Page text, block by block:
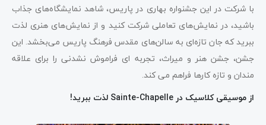
با شرکت در این جشنواره بهاری در پاریس، شاهد نمایشگاه‌های جذاب
باشید، در نمایش‌های تعاملی شرکت کنید و از نمایش‌های هنری لذت
ببرید که جان تازه‌ای به سالن‌های مقدس فرهنگ پاریس می‌بخشد. این
جشن، جشن هنر و میراث، تجربه ای فراموش نشدنی را برای علاقه
مندان و تازه کارها فراهم می کند.
از موسیقی کلاسیک در Sainte-Chapelle لذت ببرید!